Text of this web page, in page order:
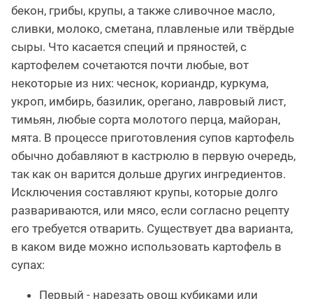
бекон, грибы, крупы, а также сливочное масло,
сливки, молоко, сметана, плавленые или твёрдые
сыры. Что касается специй и пряностей, с
картофелем сочетаются почти любые, вот
некоторые из них: чеснок, кориандр, куркума,
укроп, имбирь, базилик, орегано, лавровый лист,
тимьян, любые сорта молотого перца, майоран,
мята. В процессе приготовления супов картофель
обычно добавляют в кастрюлю в первую очередь,
так как он варится дольше других ингредиентов.
Исключения составляют крупы, которые долго
развариваются, или мясо, если согласно рецепту
его требуется отварить. Существует два варианта,
в каком виде можно использовать картофель в
супах:
Первый - нарезать овощ кубиками или